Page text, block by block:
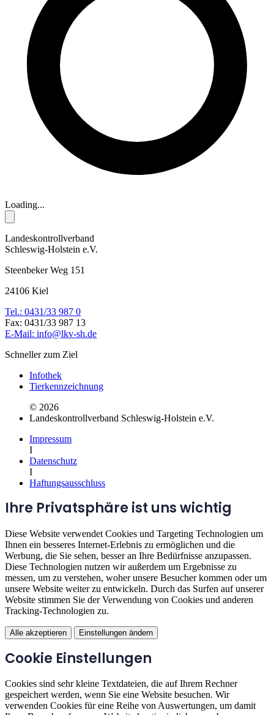
Loading...
Landeskontrollverband
Schleswig-Holstein e.V.
Steenbeker Weg 151
24106 Kiel
Tel.: 0431/33 987 0
Fax: 0431/33 987 13
E-Mail: info@lkv-sh.de
Schneller zum Ziel
Infothek
Tierkennzeichnung
© 2026
Landeskontrollverband Schleswig-Holstein e.V.
Impressum
I
Datenschutz
I
Haftungsausschluss
Ihre Privatsphäre ist uns wichtig
Diese Website verwendet Cookies und Targeting Technologien um
Ihnen ein besseres Internet-Erlebnis zu ermöglichen und die
Werbung, die Sie sehen, besser an Ihre Bedürfnisse anzupassen.
Diese Technologien nutzen wir außerdem um Ergebnisse zu
messen, um zu verstehen, woher unsere Besucher kommen oder um
unsere Website weiter zu entwickeln. Durch das Surfen auf unserer
Website stimmen Sie der Verwendung von Cookies und anderen
Tracking-Technologien zu.
Alle akzeptieren Einstellungen ändern
Cookie Einstellungen
Cookies sind sehr kleine Textdateien, die auf Ihrem Rechner
gespeichert werden, wenn Sie eine Website besuchen. Wir
verwenden Cookies für eine Reihe von Auswertungen, um damit